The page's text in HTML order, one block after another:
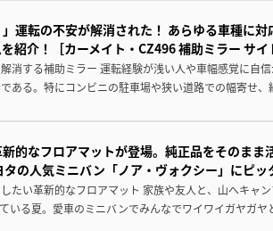
」運転の不安が解消された！ あらゆる車種に
紹介！［カーメイト・CZ496 補助ミラー サイ
消する補助ミラー 運転経験が浅い人や車幅感覚に自信
ある。特にコンビニの駐車場や狭い道路での幅寄せ
的なフロアマットが登場。純正品をそのまま
の人気ミニバン「ノア・ヴォクシー」にピッ
たい革新的なフロアマット 家族や友人と、山へキャ
いる夏。愛車のミニバンでみんなでワイワイガヤガヤ